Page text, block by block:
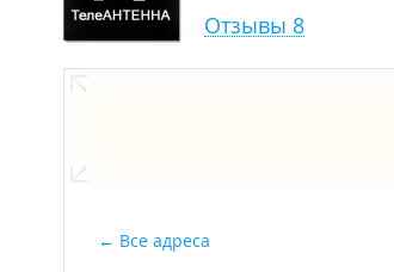
Отзывы 8
Все адреса